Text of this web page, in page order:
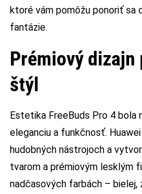
ktoré vám pomôžu ponoriť sa
fantázie.
Prémiový dizajn
štýl
Estetika FreeBuds Pro 4 bola
eleganciu a funkčnosť.
hudobných nástrojoch a
tvarom a prémiovým lesklým
nadčasových farbách – bielej,